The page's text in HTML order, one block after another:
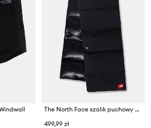
The North Face szalik puchowy Redbox
499,99 zł